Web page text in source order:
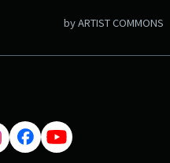
by ARTIST COMMONS